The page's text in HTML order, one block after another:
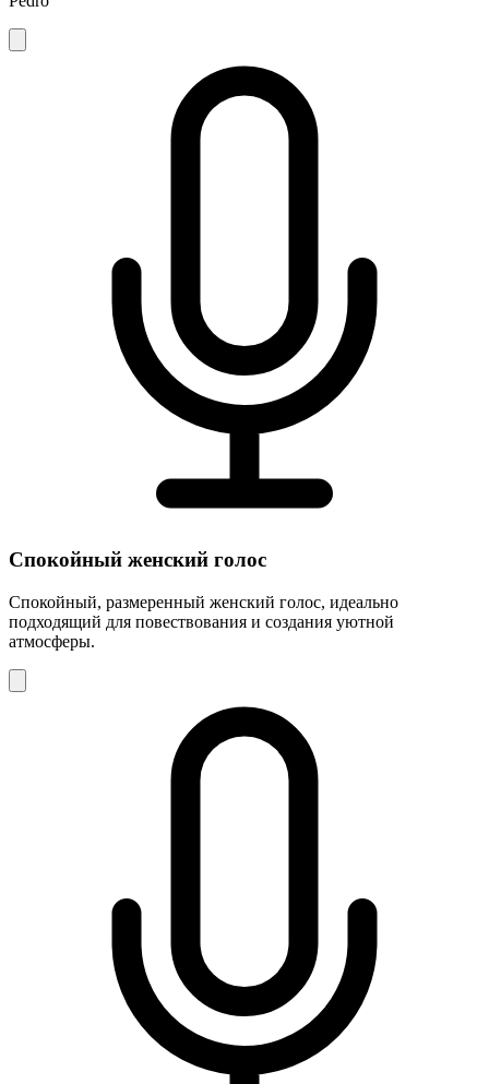
Спокойный женский голос
Спокойный, размеренный женский голос, идеально
подходящий для повествования и создания уютной
атмосферы.